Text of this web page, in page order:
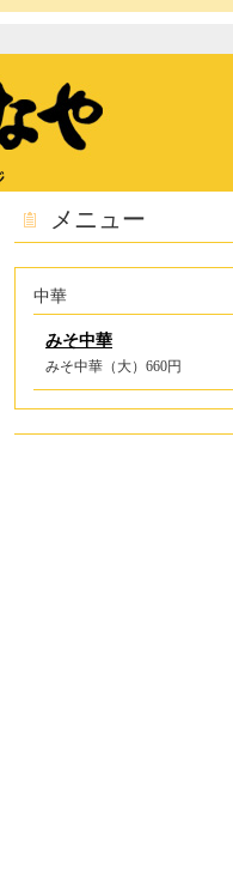
メニュー
中華
みそ中華
みそ中華（大）660円